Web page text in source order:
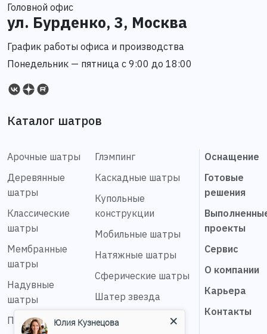
Головной офис
ул. Бурденко, 3, Москва
График работы офиса и производства
Понедельник — пятница с 9:00 до 18:00
Каталог шатров
Арочные шатры
Деревянные
шатры
Классические
шатры
Мембранные
шатры
Надувные
шатры
Пагода шатры
Глэмпинг
Каскадные шатры
Купольные
конструкции
Мобильные шатры
Натяжные шатры
Сферические шатры
Шатер звезда
Оснащение
Готовые
решения
проекты
Сервис
О компании
Карьера
Контакты
Юлия Кузнецова